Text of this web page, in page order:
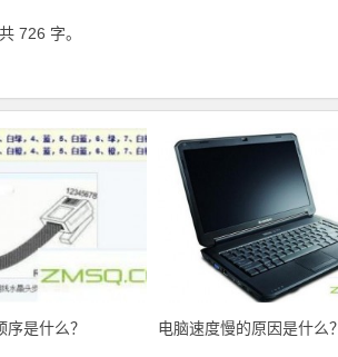
726 字。
是什么？ 电脑速度慢的原因是什么？